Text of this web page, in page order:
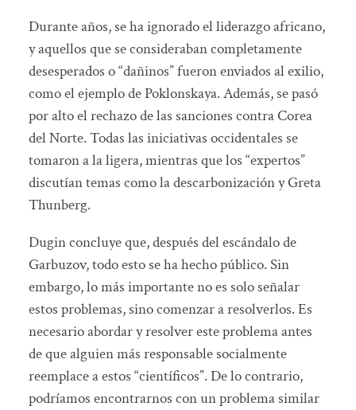
Durante años, se ha ignorado el liderazgo africano,
y aquellos que se consideraban completamente
desesperados o “dañinos” fueron enviados al exilio,
como el ejemplo de Poklonskaya. Además, se pasó
por alto el rechazo de las sanciones contra Corea
del Norte. Todas las iniciativas occidentales se
tomaron a la ligera, mientras que los “expertos”
discutían temas como la descarbonización y Greta
Thunberg.
Dugin concluye que, después del escándalo de
Garbuzov, todo esto se ha hecho público. Sin
embargo, lo más importante no es solo señalar
estos problemas, sino comenzar a resolverlos. Es
necesario abordar y resolver este problema antes
de que alguien más responsable socialmente
reemplace a estos “científicos”. De lo contrario,
podríamos encontrarnos con un problema similar